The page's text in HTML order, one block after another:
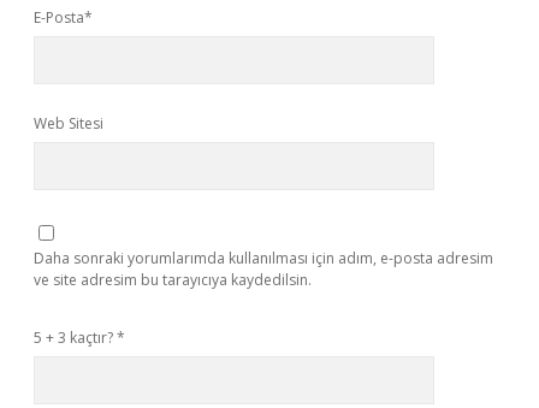
E-Posta*
Web Sitesi
Daha sonraki yorumlarımda kullanılması için adım, e-posta adresim
ve site adresim bu tarayıcıya kaydedilsin.
5 + 3 kaçtır?*